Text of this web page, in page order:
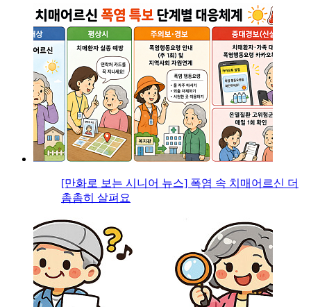
[만화로 보는 시니어 뉴스] 폭염 속 치매어르신 더
촘촘히 살펴요